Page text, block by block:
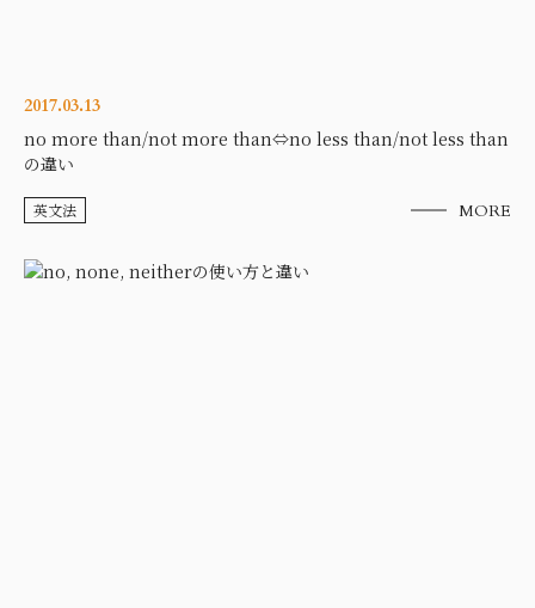
2017.03.13
no more than/not more than⇔no less than/not less than
の違い
英文法 MORE